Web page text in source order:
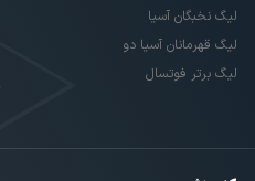
لیگ نخبگان آسیا
لیگ قهرمانان آسیا دو
لیگ برتر فوتسال